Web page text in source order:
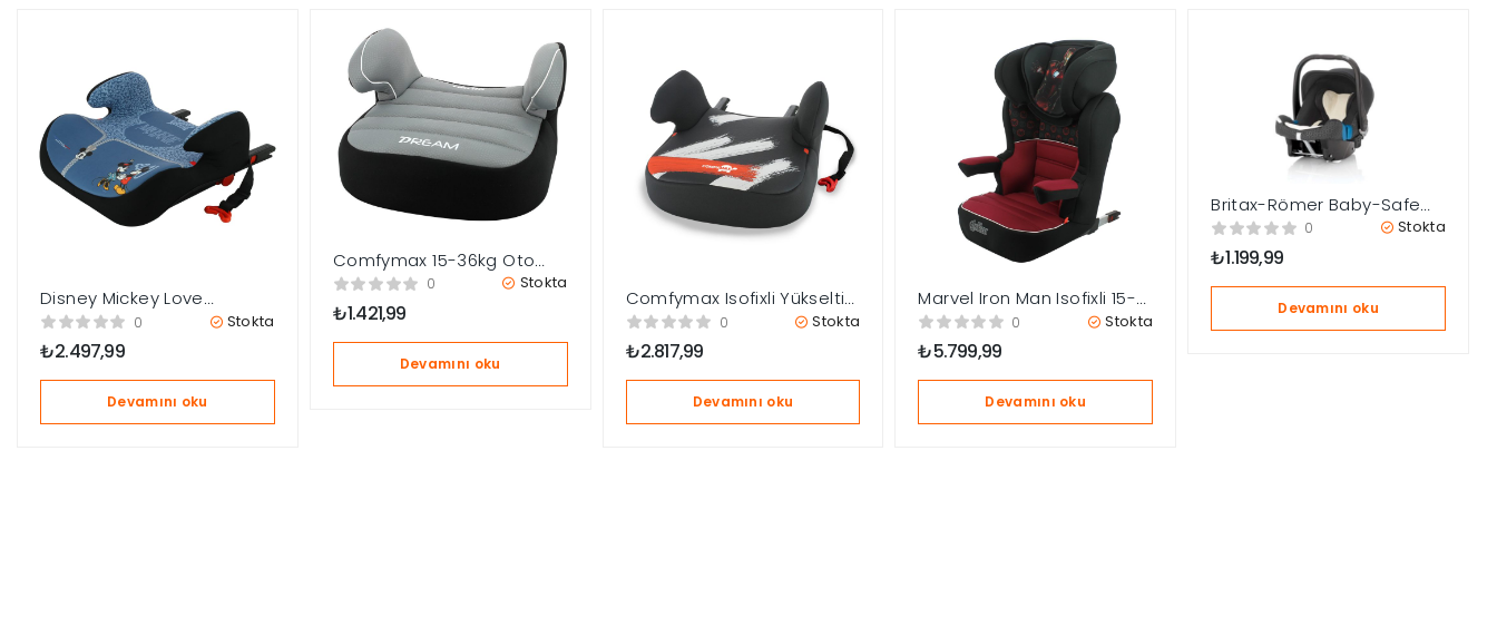
Disney Mickey Love
Comfort Isofixli Yükseltici
15-36kg Oto Koltuğu
0 Stokta
₺2.497,99
Devamını oku
Comfymax 15-36kg Oto
Koltuğu Yükseltici – Grey
0 Stokta
₺1.421,99
Devamını oku
Comfymax Isofixli Yükseltici
15-36kg Oto Koltuğu –
Painting
0 Stokta
₺2.817,99
Devamını oku
Marvel Iron Man Isofixli 15-
36kg Oto Koltuğu
0 Stokta
₺5.799,99
Devamını oku
Britax-Römer Baby-Safe
Plus & Shr ll & Dualfix Oto
0 Stokta
₺1.199,99
Devamını oku